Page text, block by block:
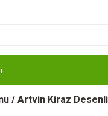
/ Artvin Kiraz Desenli